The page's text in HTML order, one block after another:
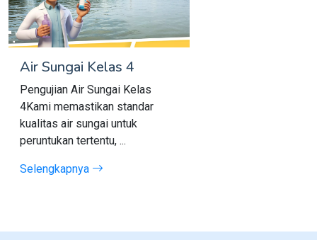
Air Sungai Kelas 4
Pengujian Air Sungai Kelas
4Kami memastikan standar
kualitas air sungai untuk
peruntukan tertentu, ...
Selengkapnya